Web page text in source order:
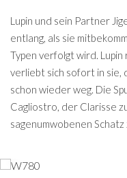
Lupin und sein Partner
entlang, als sie
Typen verfolgt wird.
verliebt sich sofort in sie,
schon wieder weg. Die
Cagliostro, der Clarisse
sagenumwobenen Schatz